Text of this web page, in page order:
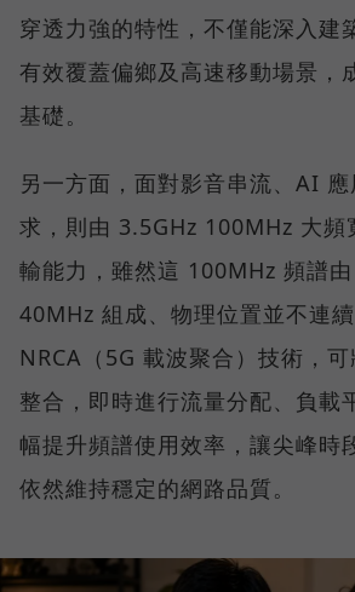
穿透力強的特性，不僅能深入建
有效覆蓋偏鄉及高速移動場景，
基礎。
另一方面，面對影音串流、AI
求，則由 3.5GHz 100MHz 大頻
輸能力，雖然這 100MHz 頻譜
40MHz 組成、物理位置並不連
NRCA（5G 載波聚合）技術，
整合，即時進行流量分配、負載
幅提升頻譜使用效率，讓尖峰時
依然維持穩定的網路品質。